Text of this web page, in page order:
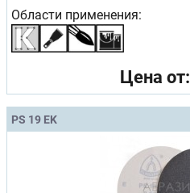
Области применения:
Цена от:
PS 19 EK